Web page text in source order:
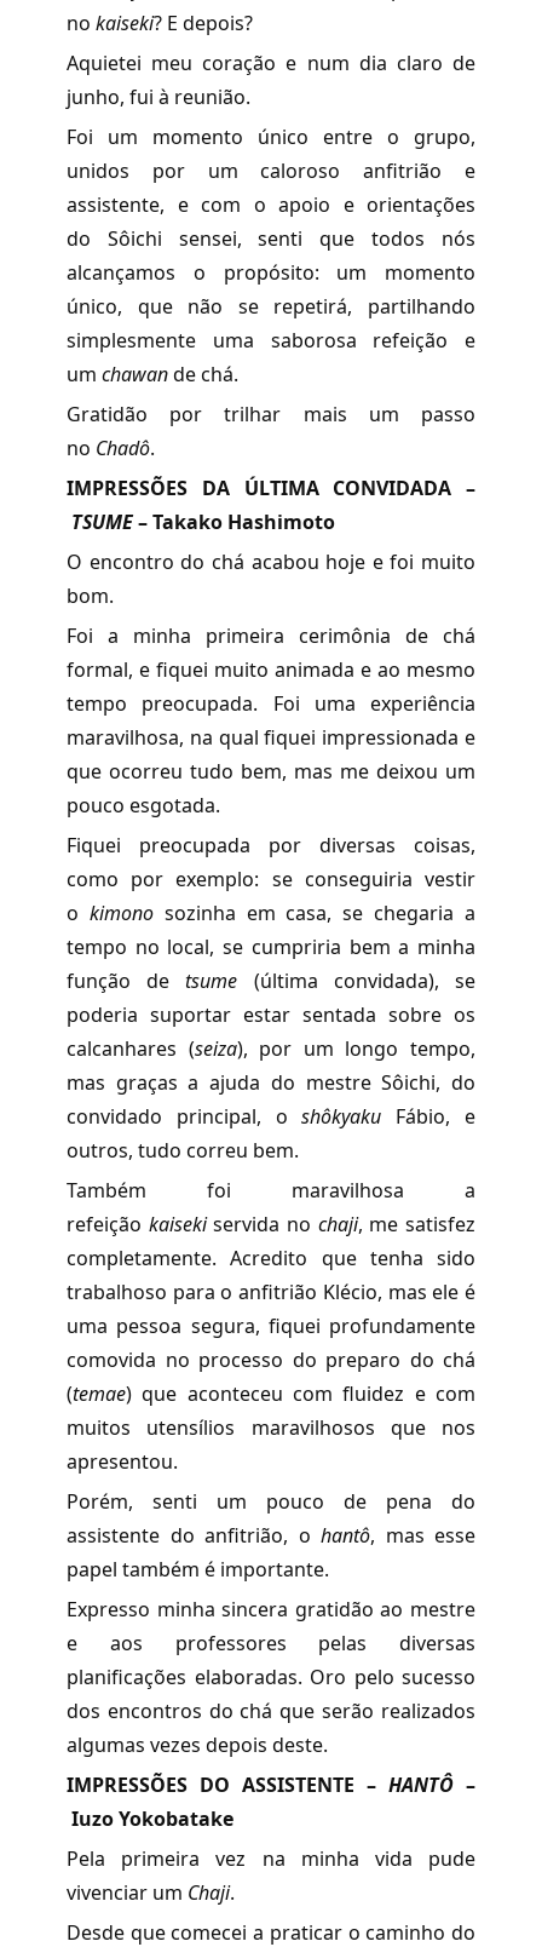
no kaiseki? E depois?
Aquietei meu coração e num dia claro de
junho, fui à reunião.
Foi um momento único entre o grupo,
unidos por um caloroso anfitrião e
assistente, e com o apoio e orientações
do Sôichi sensei, senti que todos nós
alcançamos o propósito: um momento
único, que não se repetirá, partilhando
simplesmente uma saborosa refeição e
um chawande chá.
Gratidão por trilhar mais um passo
no Chadô.
IMPRESSÕES DA ÚLTIMA CONVIDADA –
TSUME– Takako Hashimoto
O encontro do chá acabou hoje e foi muito
bom.
Foi a minha primeira cerimônia de chá
formal, e fiquei muito animada e ao mesmo
tempo preocupada. Foi uma experiência
maravilhosa, na qual fiquei impressionada e
que ocorreu tudo bem, mas me deixou um
pouco esgotada.
Fiquei preocupada por diversas coisas,
como por exemplo: se conseguiria vestir
o kimono sozinha em casa, se chegaria a
tempo no local, se cumpriria bem a minha
função detsume (última convidada), se
poderia suportar estar sentada sobre os
calcanhares (seiza), por um longo tempo,
mas graças a ajuda do mestre Sôichi, do
convidado principal, oshôkyaku Fábio, e
outros, tudo correu bem.
Também foi maravilhosa a
refeição kaiseki servida no chaji, me satisfez
completamente. Acredito que tenha sido
trabalhoso para o anfitrião Klécio, mas ele é
uma pessoa segura, fiquei profundamente
comovida no processo do preparo do chá
(temae) que aconteceu com fluidez e com
muitos utensílios maravilhosos que nos
apresentou.
Porém, senti um pouco de pena do
assistente do anfitrião, o hantô, mas esse
papel também é importante.
Expresso minha sincera gratidão ao mestre
e aos professores pelas diversas
planificações elaboradas. Oro pelo sucesso
dos encontros do chá que serão realizados
algumas vezes depois deste.
IMPRESSÕES DO ASSISTENTE – HANTÔ –
Iuzo Yokobatake
Pela primeira vez na minha vida pude
vivenciar um Chaji.
Desde que comecei a praticar o caminho do